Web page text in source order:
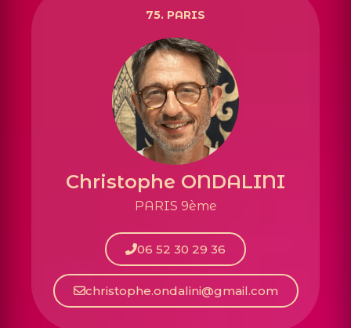
75. PARIS
Christophe ONDALINI
PARIS 9ème
06 52 30 29 36
christophe.ondalini@gmail.com